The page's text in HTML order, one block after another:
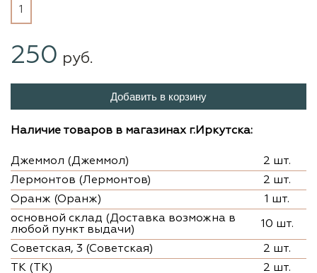
1
250 руб.
Добавить в корзину
Наличие товаров в магазинах г.Иркутска:
Джеммол (Джеммол)
2 шт.
Лермонтов (Лермонтов)
2 шт.
Оранж (Оранж)
1 шт.
основной склад (Доставка возможна в
любой пункт выдачи)
10 шт.
Советская, 3 (Советская)
2 шт.
ТК (ТК)
2 шт.